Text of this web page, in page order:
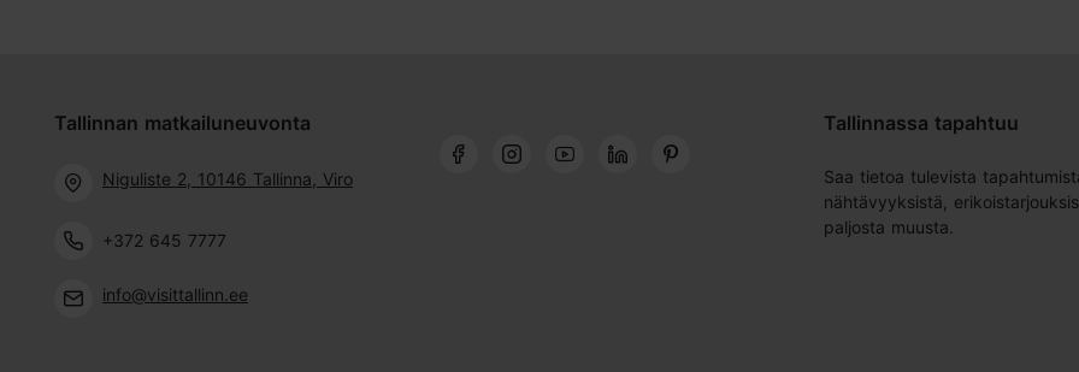
Tallinnan matkailuneuvonta
Niguliste 2, 10146 Tallinna, Viro
+372 645 7777
info@visittallinn.ee
Tallinnassa tapahtuu
Saa tietoa tulevista
nähtävyyksistä,
paljosta muusta.